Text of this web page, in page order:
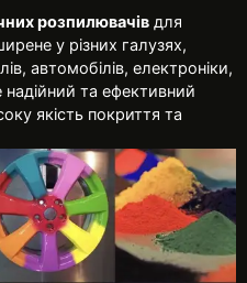
розпилювачів для
у різних галузях,
автомобілів, електроніки,
та ефективний
якість покриття та